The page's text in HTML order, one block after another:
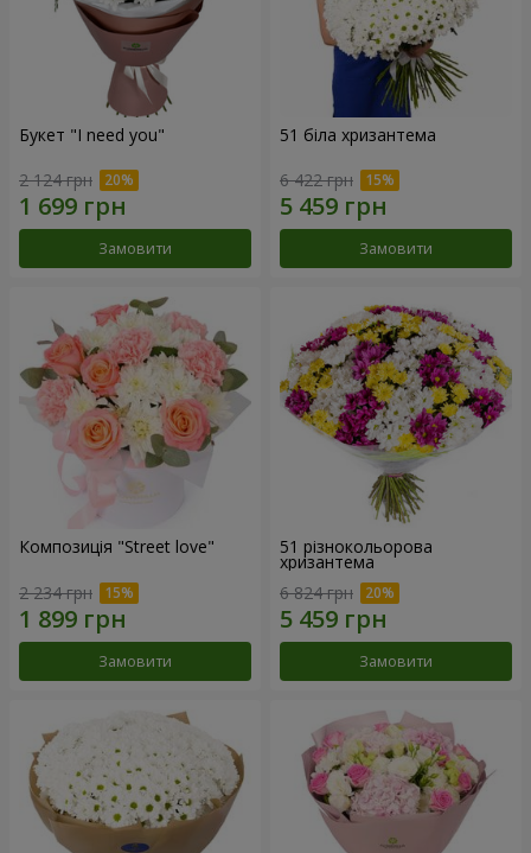
Букет "I need you"
2 124 грн
Замовити
51 біла хризантема
6 422 грн
Замовити
Композиція "Street love"
2 234 грн
Замовити
51 різнокольорова
хризантема
6 824 грн
Замовити